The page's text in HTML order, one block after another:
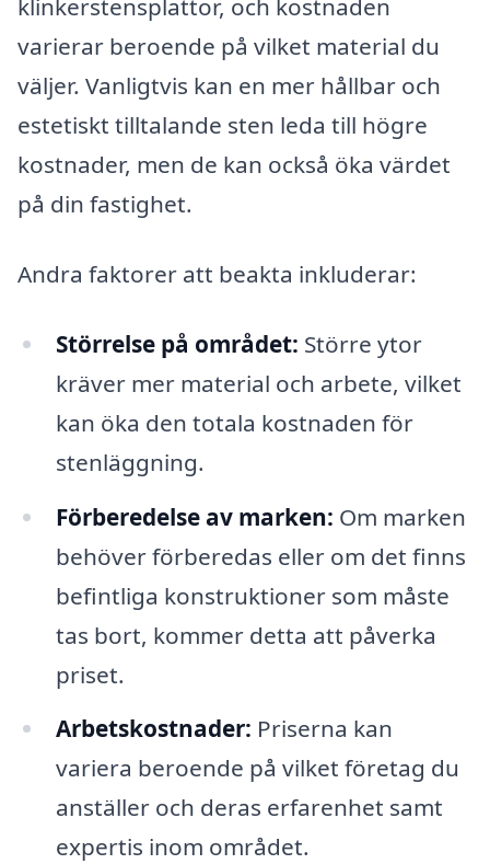
klinkerstensplattor, och kostnaden
varierar beroende på vilket material du
väljer. Vanligtvis kan en mer hållbar och
estetiskt tilltalande sten leda till högre
kostnader, men de kan också öka värdet
på din fastighet.
Andra faktorer att beakta inkluderar:
Störrelse på området: Större ytor
kräver mer material och arbete, vilket
kan öka den totala kostnaden för
stenläggning.
Förberedelse av marken: Om marken
behöver förberedas eller om det finns
befintliga konstruktioner som måste
tas bort, kommer detta att påverka
priset.
Arbetskostnader: Priserna kan
variera beroende på vilket företag du
anställer och deras erfarenhet samt
expertis inom området.